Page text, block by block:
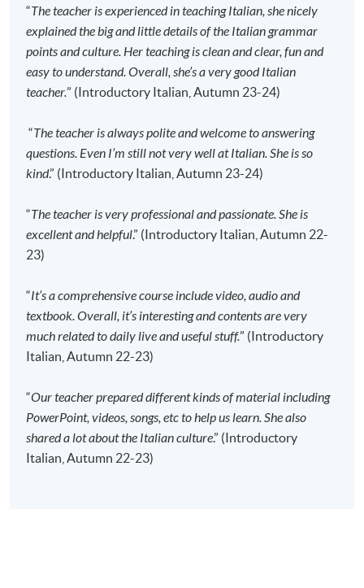
报名代码
2445-2872AW
开课日期
2026年9月12日 (星期六)
时间
2:30pm - 5:30pm
地点
Kowloon East Campus, 28 Wang Hoi Road,
Kowloon Bay, Kowloon.
现时接受报名
报名代码
2445-2874AW
6:45pm - 9:45pm
地点
现时接受报名
2445-2876AW
开课日期
2026年9月18日 (星期五)
时间
6:45pm - 9:45pm
地点
Kowloon West Campus, NCB Innovation
Centre, 888 Lai Chi Kok Road, Kowloon.
“The teacher is experienced in teaching Italian, she nicely
explained the big and little details of the Italian grammar
points and culture. Her teaching is clean and clear, fun and
easy to understand. Overall, she’s a very good Italian
teacher.” (Introductory Italian, Autumn 23-24)
“The teacher is always polite and welcome to answering
questions. Even I’m still not very well at Italian. She is so
kind.” (Introductory Italian, Autumn 23-24)
“The teacher is very professional and passionate. She is
excellent and helpful.” (Introductory Italian, Autumn 22-
23)
“It’s a comprehensive course include video, audio and
textbook. Overall, it’s interesting and contents are very
much related to daily live and useful stuff.” (Introductory
Italian, Autumn 22-23)
“Our teacher prepared different kinds of material including
PowerPoint, videos, songs, etc to help us learn. She also
shared a lot about the Italian culture.” (Introductory
Italian, Autumn 22-23)